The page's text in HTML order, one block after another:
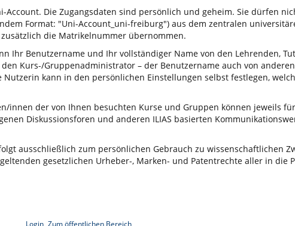
Die Zugangsdaten sind persönlich und geheim. Sie dürfen
Format: "Uni-Account_uni-freiburg") aus dem zentralen
die Matrikelnummer übernommen.
Ihr Benutzername und Ihr vollständiger Name von den Lehrenden,
Kurs-/Gruppenadministrator – der Benutzername auch von
kann in den persönlichen Einstellungen selbst festlegen,
der von Ihnen besuchten Kurse und Gruppen können jeweils
Diskussionsforen und anderen ILIAS basierten
ausschließlich zum persönlichen Gebrauch zu wissenschaftlichen
gesetzlichen Urheber-, Marken- und Patentrechte aller in
Login Zum öffentlichen Bereich